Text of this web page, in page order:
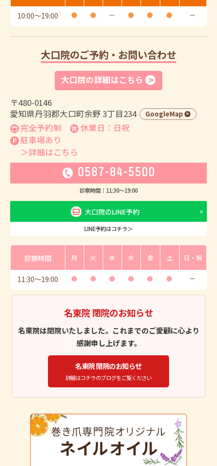
10:00〜19:00 ● ● ー ● ● ● ー
大口院のご予約・お問い合わせ
大口院の詳細はこちら
〒480-0146
愛知県丹羽郡大口町余野 3丁目234
GoogleMap
完全予約制
休業日：日祝
駐車場あり
＞詳細はこちら
0587-84-5500
診察時間｜ 11:30〜19:00
大口院のLINE予約
LINE予約はコチラ＞
診察時間 月 火 水 木 金 土 日・祝
11:30〜19:00 ● ● ● ● ● ● ー
名東院 閉院のお知らせ
名東院は閉院いたしました。これまでのご愛顧に心より
感謝申し上げます。
名東院 閉院のお知らせ
詳細はコチラのブログをご覧ください